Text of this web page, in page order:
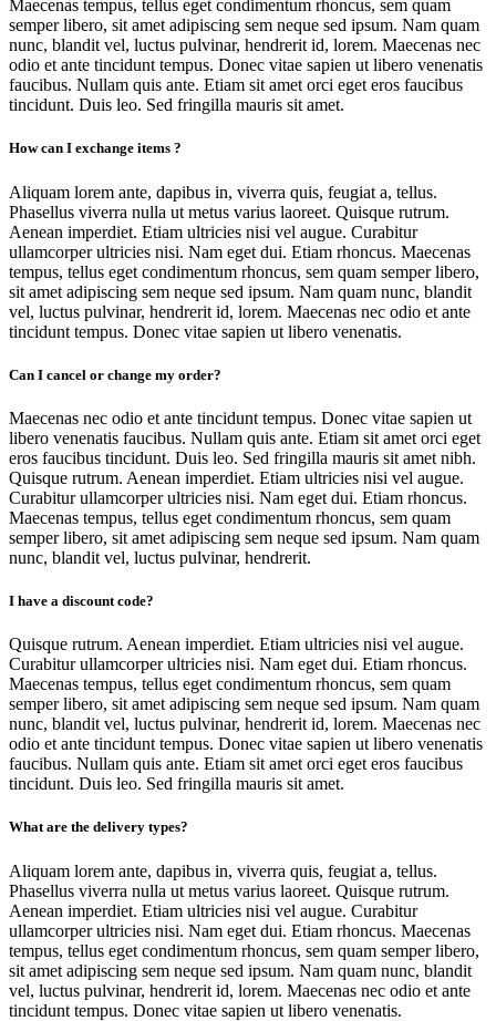
Maecenas tempus, tellus eget condimentum rhoncus, sem quam
semper libero, sit amet adipiscing sem neque sed ipsum. Nam quam
nunc, blandit vel, luctus pulvinar, hendrerit id, lorem. Maecenas nec
odio et ante tincidunt tempus. Donec vitae sapien ut libero venenatis
faucibus. Nullam quis ante. Etiam sit amet orci eget eros faucibus
tincidunt. Duis leo. Sed fringilla mauris sit amet.
How can I exchange items ?
Aliquam lorem ante, dapibus in, viverra quis, feugiat a, tellus.
Phasellus viverra nulla ut metus varius laoreet. Quisque rutrum.
Aenean imperdiet. Etiam ultricies nisi vel augue. Curabitur
ullamcorper ultricies nisi. Nam eget dui. Etiam rhoncus. Maecenas
tempus, tellus eget condimentum rhoncus, sem quam semper libero,
sit amet adipiscing sem neque sed ipsum. Nam quam nunc, blandit
vel, luctus pulvinar, hendrerit id, lorem. Maecenas nec odio et ante
tincidunt tempus. Donec vitae sapien ut libero venenatis.
Can I cancel or change my order?
Maecenas nec odio et ante tincidunt tempus. Donec vitae sapien ut
libero venenatis faucibus. Nullam quis ante. Etiam sit amet orci eget
eros faucibus tincidunt. Duis leo. Sed fringilla mauris sit amet nibh.
Quisque rutrum. Aenean imperdiet. Etiam ultricies nisi vel augue.
Curabitur ullamcorper ultricies nisi. Nam eget dui. Etiam rhoncus.
Maecenas tempus, tellus eget condimentum rhoncus, sem quam
semper libero, sit amet adipiscing sem neque sed ipsum. Nam quam
nunc, blandit vel, luctus pulvinar, hendrerit.
I have a discount code?
Quisque rutrum. Aenean imperdiet. Etiam ultricies nisi vel augue.
Curabitur ullamcorper ultricies nisi. Nam eget dui. Etiam rhoncus.
Maecenas tempus, tellus eget condimentum rhoncus, sem quam
semper libero, sit amet adipiscing sem neque sed ipsum. Nam quam
nunc, blandit vel, luctus pulvinar, hendrerit id, lorem. Maecenas nec
odio et ante tincidunt tempus. Donec vitae sapien ut libero venenatis
faucibus. Nullam quis ante. Etiam sit amet orci eget eros faucibus
tincidunt. Duis leo. Sed fringilla mauris sit amet.
What are the delivery types?
Aliquam lorem ante, dapibus in, viverra quis, feugiat a, tellus.
Phasellus viverra nulla ut metus varius laoreet. Quisque rutrum.
Aenean imperdiet. Etiam ultricies nisi vel augue. Curabitur
ullamcorper ultricies nisi. Nam eget dui. Etiam rhoncus. Maecenas
tempus, tellus eget condimentum rhoncus, sem quam semper libero,
sit amet adipiscing sem neque sed ipsum. Nam quam nunc, blandit
vel, luctus pulvinar, hendrerit id, lorem. Maecenas nec odio et ante
tincidunt tempus. Donec vitae sapien ut libero venenatis.